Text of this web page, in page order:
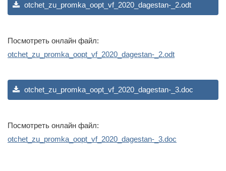
otchet_zu_promka_oopt_vf_2020_dagestan-_2.odt
Посмотреть онлайн файл:
otchet_zu_promka_oopt_vf_2020_dagestan-_2.odt
otchet_zu_promka_oopt_vf_2020_dagestan-_3.doc
Посмотреть онлайн файл:
otchet_zu_promka_oopt_vf_2020_dagestan-_3.doc